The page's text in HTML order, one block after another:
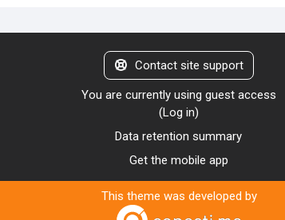
Contact site support
You are currently using guest access
(Log in)
Data retention summary
Get the mobile app
This theme was developed by